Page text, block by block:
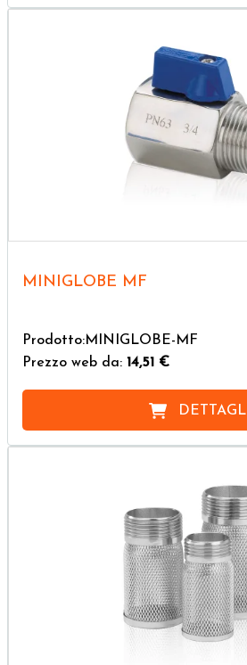
MINIGLOBE MF
Prodotto:MINIGLOBE-MF
Prezzo web da: 14,51 €
DETTAGLI